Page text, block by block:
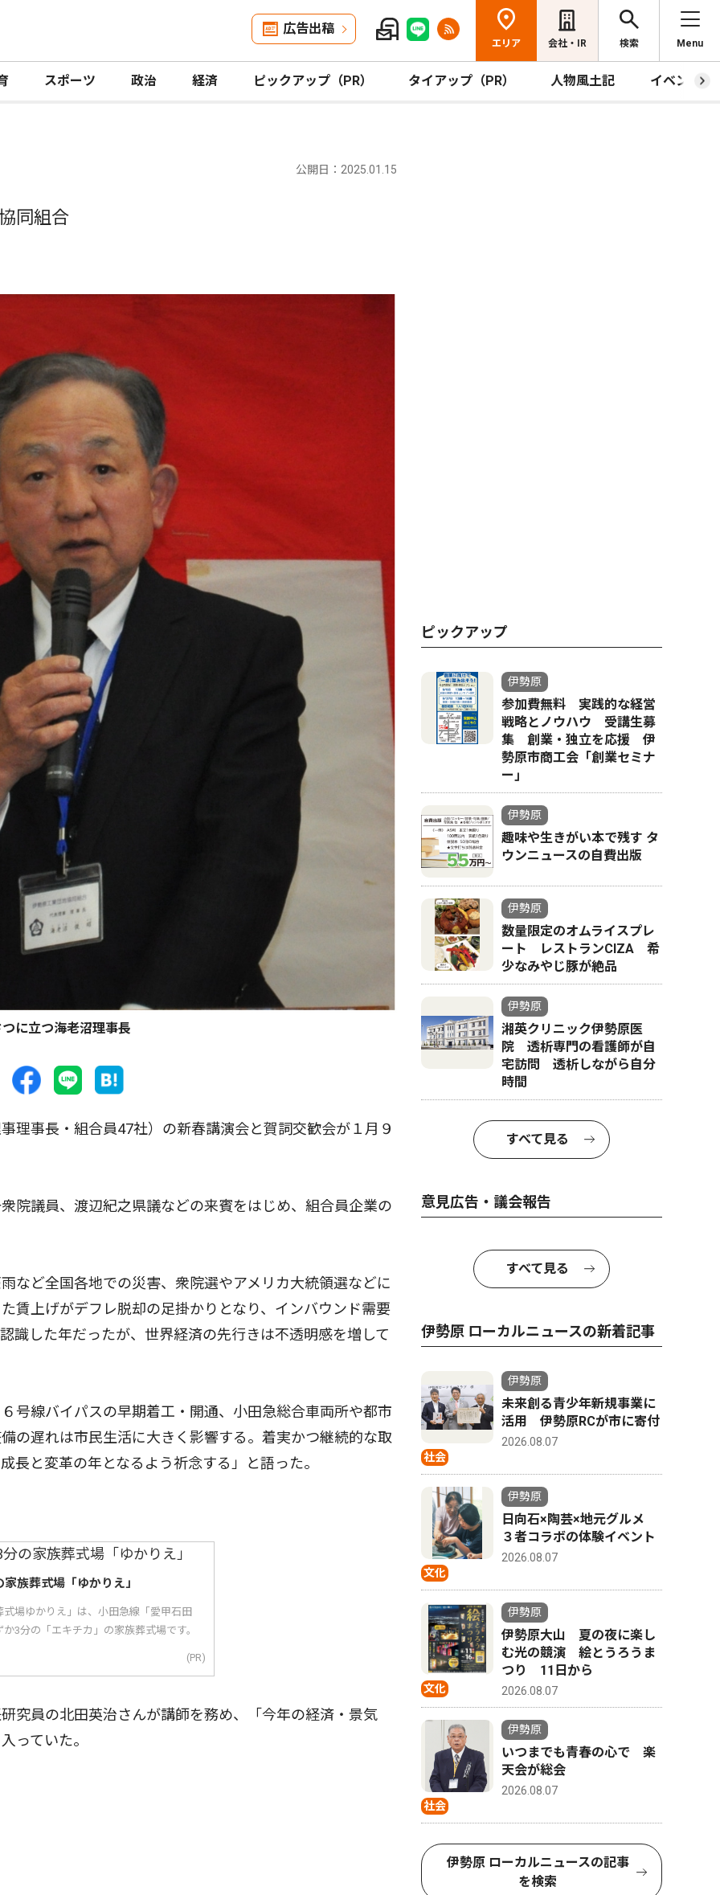
広告出稿
エリア 会社・IR 検索 Menu
スポーツ 政治 経済 ピックアップ（PR） タイアップ（PR） 人物風土記 イベント
公開日：2025.01.15
同組合
に立つ海老沼理事長
事長・組合員47社）の新春講演会と賀詞交歓会が１月９
議員、渡辺紀之県議などの来賓をはじめ、組合員企業の
ど全国各地での災害、衆院選やアメリカ大統領選などに
賃上げがデフレ脱却の足掛かりとなり、インバウンド需要
識した年だったが、世界経済の先行きは不透明感を増して
線バイパスの早期着工・開通、小田急総合車両所や都市
の遅れは市民生活に大きく影響する。着実かつ継続的な取
長と変革の年となるよう祈念する」と語った。
族葬式場「ゆかりえ」
場ゆかりえ」は、小田急線「愛甲石田
3分の「エキチカ」の家族葬式場です。
(PR)
員の北田英治さんが講師を務め、「今年の経済・景気
っていた。
ピックアップ
伊勢原
参加費無料 実践的な経営
戦略とノウハウ 受講生募
集 創業・独立を応援 伊
勢原市商工会「創業セミナ
ー｣
伊勢原
趣味や生きがい本で残す タ
ウンニュースの自費出版
伊勢原
数量限定のオムライスプレ
ート レストランCIZA 希
少なみやじ豚が絶品
伊勢原
湘英クリニック伊勢原医
院 透析専門の看護師が自
宅訪問 透析しながら自分
時間
すべて見る
意見広告・議会報告
すべて見る
伊勢原 ローカルニュースの新着記事
社会
伊勢原
未来創る青少年新規事業に
活用 伊勢原RCが市に寄付
2026.08.07
文化
伊勢原
日向石×陶芸×地元グルメ
３者コラボの体験イベント
2026.08.07
文化
伊勢原
伊勢原大山 夏の夜に楽し
む光の競演 絵とうろうま
つり 11日から
2026.08.07
社会
伊勢原
いつまでも青春の心で 楽
天会が総会
2026.08.07
伊勢原 ローカルニュースの記事
を検索